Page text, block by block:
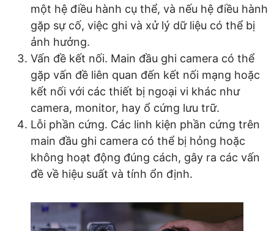
một hệ điều hành cụ thể, và nếu hệ điều hành
gặp sự cố, việc ghi và xử lý dữ liệu có thể bị
ảnh hưởng.
Vấn đề kết nối. Main đầu ghi camera có thể
gặp vấn đề liên quan đến kết nối mạng hoặc
kết nối với các thiết bị ngoại vi khác như
camera, monitor, hay ổ cứng lưu trữ.
Lỗi phần cứng. Các linh kiện phần cứng trên
main đầu ghi camera có thể bị hỏng hoặc
không hoạt động đúng cách, gây ra các vấn
đề về hiệu suất và tính ổn định.